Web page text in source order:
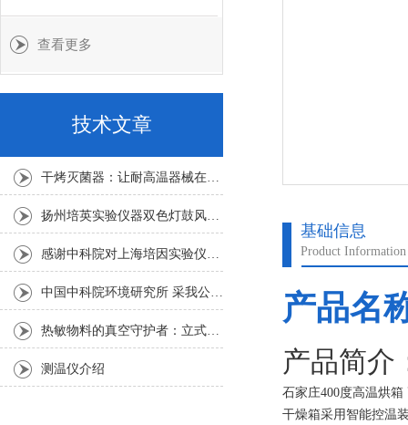
基础信息
Product Information
产品名
产品简介
石家庄400度高温烘箱
干燥箱采用智能控温
查看更多
技术文章
干烤灭菌器：让耐高温器械在无水高温中重获无菌新生
扬州培英实验仪器双色灯鼓风干燥箱
感谢中科院对上海培因实验仪器的认可
中国中科院环境研究所 采我公司仪器300L人工气候箱 实验效果获高度评价
热敏物料的真空守护者：立式真空干燥箱选购指南
测温仪介绍